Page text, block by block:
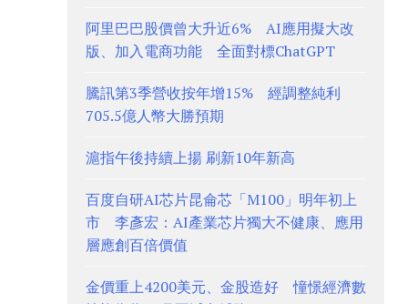
阿里巴巴股價曾大升近6% AI應用擬大改
版、加入電商功能 全面對標ChatGPT
騰訊第3季營收按年增15% 經調整純利
705.5億人幣大勝預期
滬指午後持續上揚 刷新10年新高
百度自研AI芯片昆侖芯「M100」明年初上
市 李彥宏：AI產業芯片獨大不健康、應用
層應創百倍價值
金價重上4200美元、金股造好 憧憬經濟數